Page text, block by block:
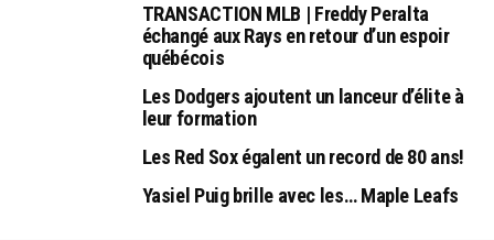
TRANSACTION MLB | Freddy Peralta
échangé aux Rays en retour d’un espoir
québécois
Les Dodgers ajoutent un lanceur d’élite à
leur formation
Les Red Sox égalent un record de 80 ans!
Yasiel Puig brille avec les… Maple Leafs